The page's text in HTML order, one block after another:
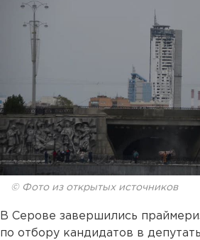
© Фото из открытых источников
В Серове завершились
по отбору кандидатов в